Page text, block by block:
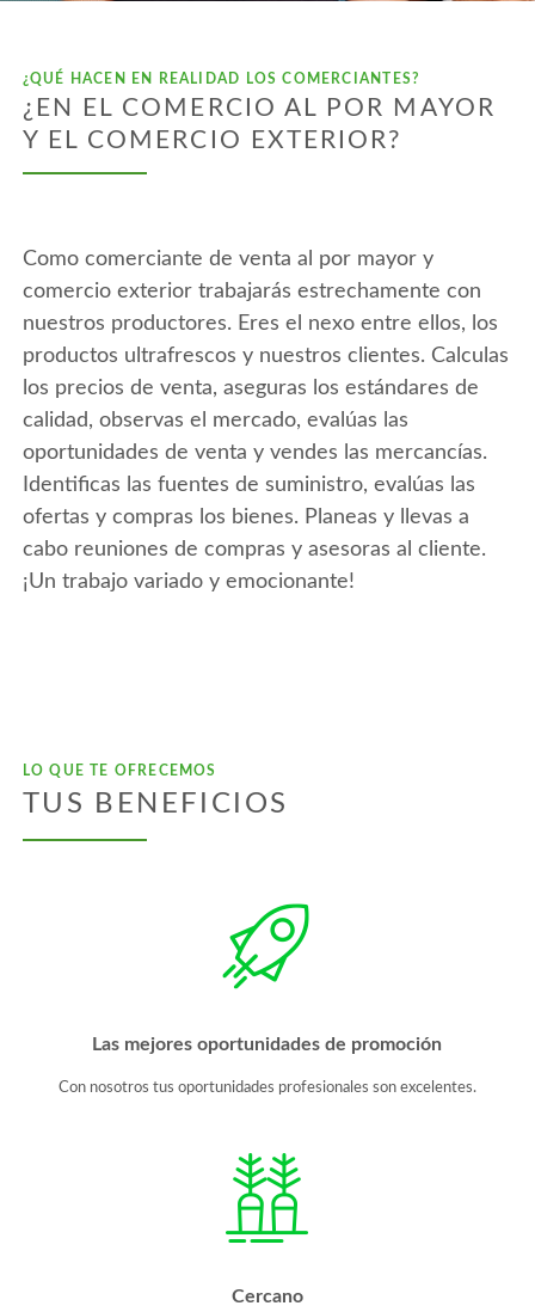
¿QUÉ HACEN EN REALIDAD LOS COMERCIANTES?
¿EN EL COMERCIO AL POR MAYOR
Y EL COMERCIO EXTERIOR?
Como comerciante de venta al por mayor y
comercio exterior trabajarás estrechamente con
nuestros productores. Eres el nexo entre ellos, los
productos ultrafrescos y nuestros clientes. Calculas
los precios de venta, aseguras los estándares de
calidad, observas el mercado, evalúas las
oportunidades de venta y vendes las mercancías.
Identificas las fuentes de suministro, evalúas las
ofertas y compras los bienes. Planeas y llevas a
cabo reuniones de compras y asesoras al cliente.
¡Un trabajo variado y emocionante!
LO QUE TE OFRECEMOS
TUS BENEFICIOS
Las mejores oportunidades de promoción
Con nosotros tus oportunidades profesionales son excelentes.
Cercano